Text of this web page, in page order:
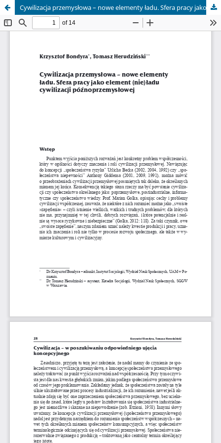
Cywilizacja przemysłowa – nowe elementy ładu. Sfera pracy jako element (nie)ładu cywilizacji późnoprzemysłowej